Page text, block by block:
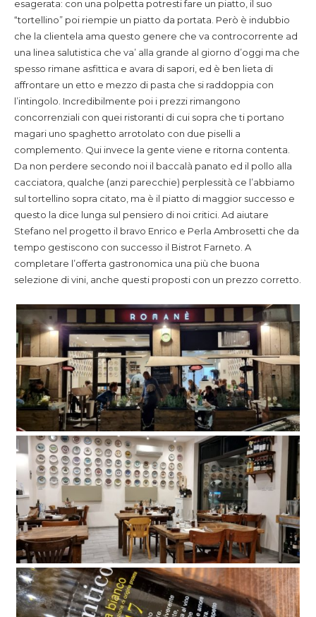
esagerata: con una polpetta potresti fare un piatto, il suo
“tortellino” poi riempie un piatto da portata. Però è indubbio
che la clientela ama questo genere che va controcorrente ad
una linea salutistica che va’ alla grande al giorno d’oggi ma che
spesso rimane asfittica e avara di sapori, ed è ben lieta di
affrontare un etto e mezzo di pasta che si raddoppia con
l’intingolo. Incredibilmente poi i prezzi rimangono
concorrenziali con quei ristoranti di cui sopra che ti portano
magari uno spaghetto arrotolato con due piselli a
complemento. Qui invece la gente viene e ritorna contenta.
Da non perdere secondo noi il baccalà panato ed il pollo alla
cacciatora, qualche (anzi parecchie) perplessità ce l’abbiamo
sul tortellino sopra citato, ma è il piatto di maggior successo e
questo la dice lunga sul pensiero di noi critici. Ad aiutare
Stefano nel progetto il bravo Enrico e Perla Ambrosetti che da
tempo gestiscono con successo il Bistrot Farneto. A
completare l’offerta gastronomica una più che buona
selezione di vini, anche questi proposti con un prezzo corretto.